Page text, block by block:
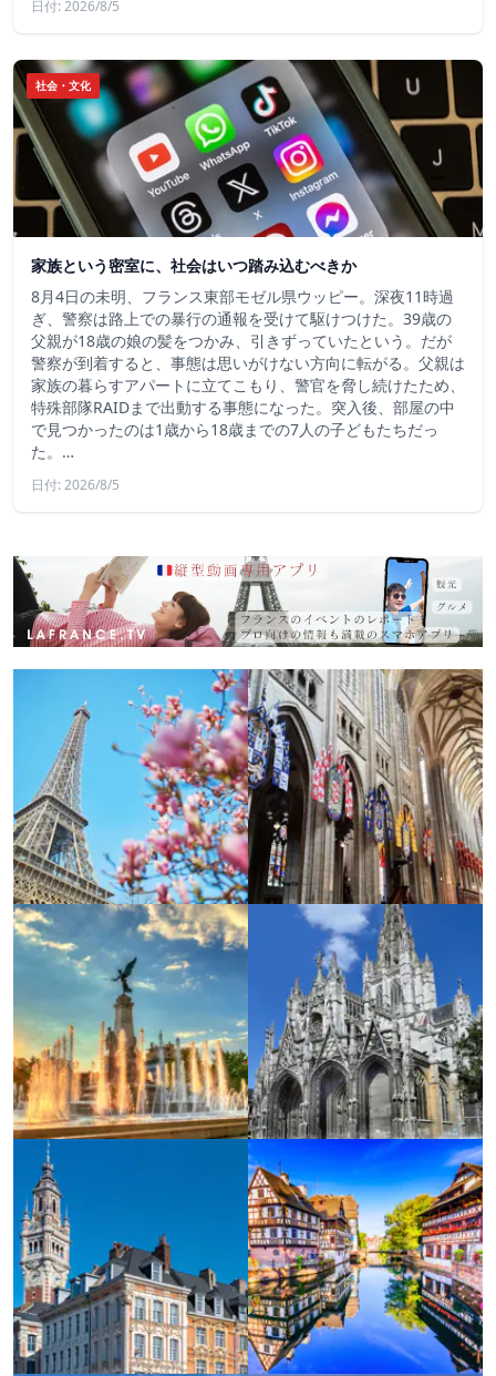
日付: 2026/8/5
社会・文化
家族という密室に、社会はいつ踏み込むべきか
8月4日の未明、フランス東部モゼル県ウッピー。深夜11時過
ぎ、警察は路上での暴行の通報を受けて駆けつけた。39歳の
父親が18歳の娘の髪をつかみ、引きずっていたという。だが
警察が到着すると、事態は思いがけない方向に転がる。父親は
家族の暮らすアパートに立てこもり、警官を脅し続けたため、
特殊部隊RAIDまで出動する事態になった。突入後、部屋の中
で見つかったのは1歳から18歳までの7人の子どもたちだっ
た。…
日付: 2026/8/5